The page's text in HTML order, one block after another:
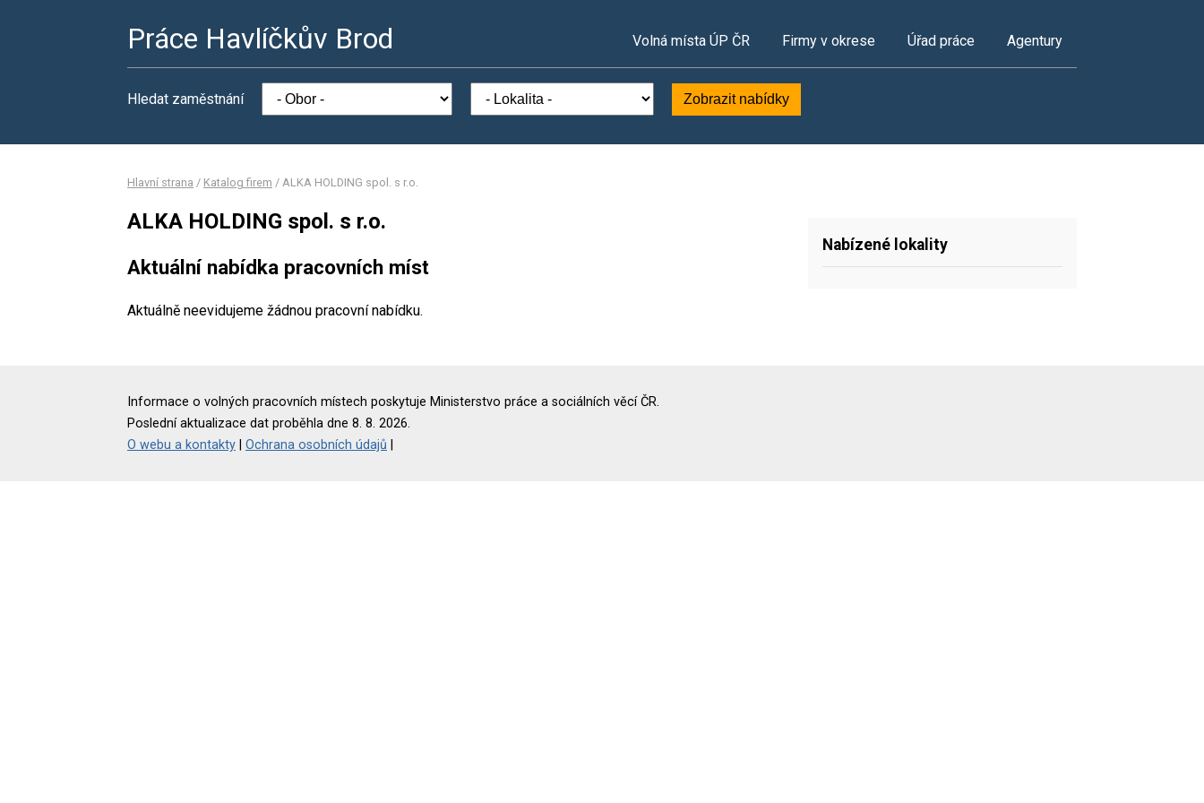
Práce Havlíčkův Brod Volná místa ÚP ČR Firmy v okrese Úřad práce Agentury
Hledat zaměstnání Zobrazit nabídky
Hlavní strana / Katalog firem / ALKA HOLDING spol. s r.o.
ALKA HOLDING spol. s r.o.
Aktuální nabídka pracovních míst
Aktuálně neevidujeme žádnou pracovní nabídku.
Nabízené lokality
Informace o volných pracovních místech poskytuje Ministerstvo práce a sociálních věcí ČR.
Poslední aktualizace dat proběhla dne 8. 8. 2026.
O webu a kontakty
Ochrana osobních údajů